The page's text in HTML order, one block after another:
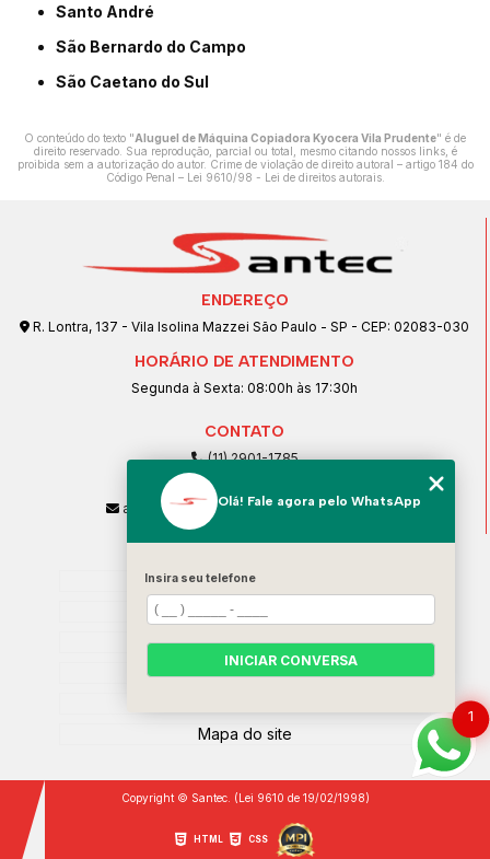
Santo André
São Bernardo do Campo
São Caetano do Sul
O conteúdo do texto "Aluguel de Máquina Copiadora Kyocera Vila Prudente" é de
direito reservado. Sua reprodução, parcial ou total, mesmo citando nossos links, é
proibida sem a autorização do autor. Crime de violação de direito autoral – artigo 184 do
Código Penal – Lei 9610/98 - Lei de direitos autorais.
ENDEREÇO
R. Lontra, 137 - Vila Isolina Mazzei São Paulo - SP - CEP: 02083-030
HORÁRIO DE ATENDIMENTO
Segunda à Sexta: 08:00h às 17:30h
CONTATO
(11) 2901-1785
(11) 99239-1832
atendimento@santeccopiadoras.com.br
Home
Empresa
SERVIÇOS
Contato
Mapa do site
Copyright © Santec. (Lei 9610 de 19/02/1998)
HTML CSS
1
Olá! Fale agora pelo WhatsApp
Insira seu telefone
INICIAR CONVERSA